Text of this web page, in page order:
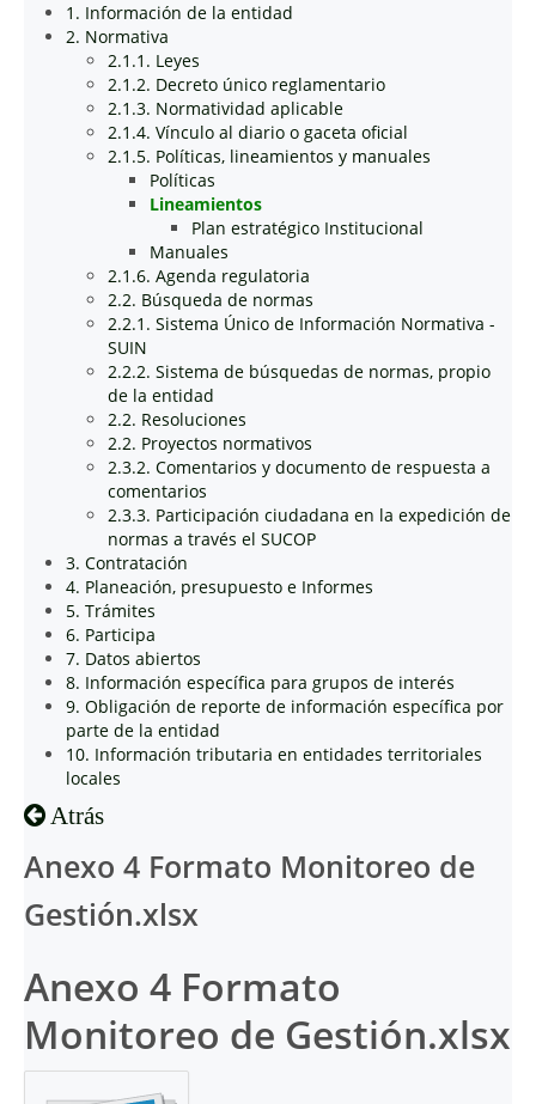
1. Información de la entidad
2. Normativa
2.1.1. Leyes
2.1.2. Decreto único reglamentario
2.1.3. Normatividad aplicable
2.1.4. Vínculo al diario o gaceta oficial
2.1.5. Políticas, lineamientos y manuales
Políticas
Lineamientos
Plan estratégico Institucional
Manuales
2.1.6. Agenda regulatoria
2.2. Búsqueda de normas
2.2.1. Sistema Único de Información Normativa -
SUIN
2.2.2. Sistema de búsquedas de normas, propio
de la entidad
2.2. Resoluciones
2.2. Proyectos normativos
2.3.2. Comentarios y documento de respuesta a
comentarios
2.3.3. Participación ciudadana en la expedición de
normas a través el SUCOP
3. Contratación
4. Planeación, presupuesto e Informes
5. Trámites
6. Participa
7. Datos abiertos
8. Información específica para grupos de interés
9. Obligación de reporte de información específica por
parte de la entidad
10. Información tributaria en entidades territoriales
locales
Atrás
Anexo 4 Formato Monitoreo de
Gestión.xlsx
Anexo 4 Formato
Monitoreo de Gestión.xlsx